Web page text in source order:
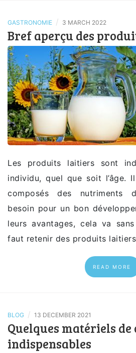
GASTRONOMIE / 3 MARCH 2022
Bref aperçu des
Les produits laitiers sont
individu, quel que soit l’âge.
composés des nutriments
besoin pour un bon
leurs avantages, cela va
faut retenir des produits
READ MORE
BLOG / 13 DECEMBER 2021
Quelques matériels de
indispensables